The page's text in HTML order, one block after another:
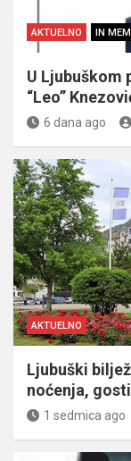
AKTUELNO IN
U Ljubuškom
“Leo”
6 dana ago
AKTUELNO
Ljubuški
noćenja,
1 sedmica ago